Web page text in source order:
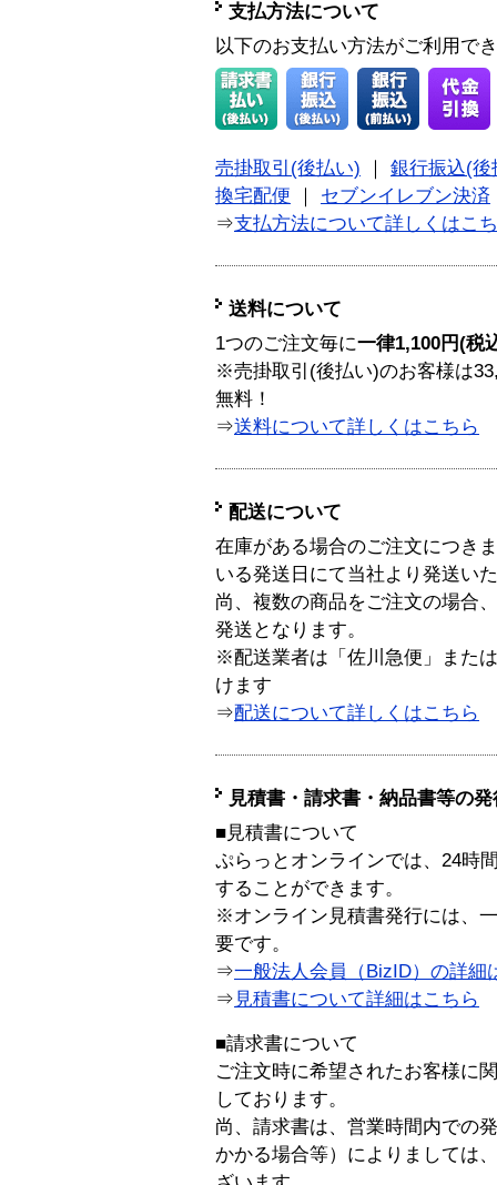
支払方法について
以下のお支払い方法がご利用で
売掛取引(後払い)
銀行振込(後
換宅配便
セブンイレブン決済
⇒支払方法について詳しくはこ
送料について
1つのご注文毎に一律1,100円(税
※売掛取引(後払い)のお客様は
無料！
⇒送料について詳しくはこちら
配送について
在庫がある場合のご注文につき
いる発送日にて当社より発送い
尚、複数の商品をご注文の場合
発送となります。
※配送業者は「佐川急便」また
けます
⇒配送について詳しくはこちら
見積書・請求書・納品書等の
■見積書について
ぷらっとオンラインでは、24時
することができます。
※オンライン見積書発行には、
要です。
⇒一般法人会員（BizID）の詳細
⇒ 見積書について詳細はこちら
■請求書について
ご注文時に希望されたお客様に
しております。
尚、請求書は、営業時間内での
かかる場合等）によりましては